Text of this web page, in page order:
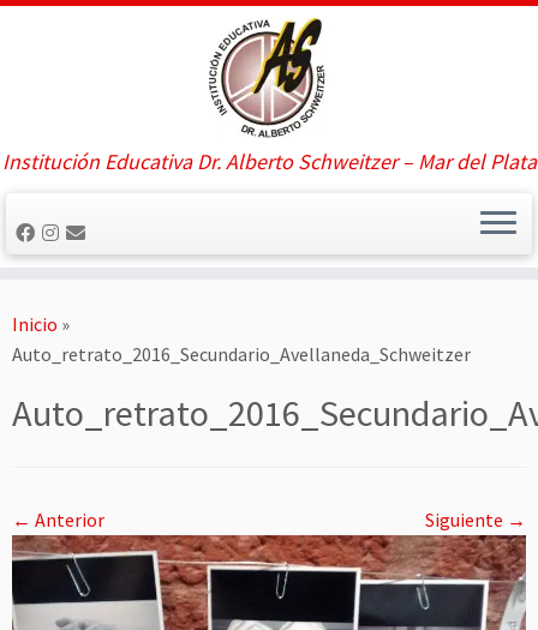
Saltar
Institución Educativa Dr. Alberto Schweitzer – Mar del Plata
Inicio »
Auto_retrato_2016_Secundario_Avellaneda_Schweitzer
← Anterior Siguiente →